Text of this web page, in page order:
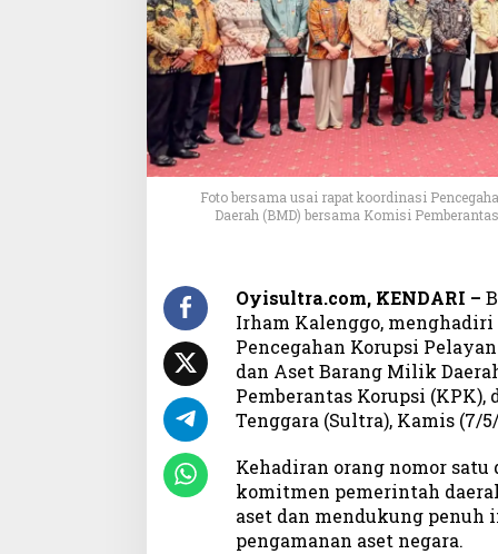
p
s
i
B
i
d
a
n
g
P
t
a
n
a
h
a
n
B
u
p
a
Foto bersama usai rapat koordinasi
Daerah (BMD) bersama Komisi
Oyisultra.com, KENDARI –
Irham Kalenggo, menghadiri
Pencegahan Korupsi
dan Aset Barang Milik
Pemberantas Korupsi
Tenggara (Sultra), Kamis (7/
Kehadiran orang nomor
komitmen pemerintah
aset dan mendukung
pengamanan aset negara.